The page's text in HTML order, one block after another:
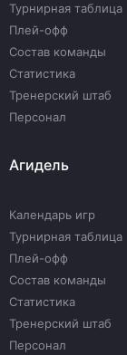
Турнирная таблица
Плей-офф
Состав команды
Статистика
Тренерский штаб
Персонал
Агидель
Календарь игр
Турнирная таблица
Плей-офф
Состав команды
Статистика
Тренерский штаб
Персонал